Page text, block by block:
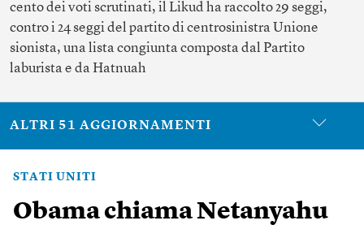
cento dei voti scrutinati, il Likud ha raccolto 29 seggi,
contro i 24 seggi del partito di centrosinistra Unione
sionista, una lista congiunta composta dal Partito
laburista e da Hatnuah
ALTRI 51 AGGIORNAMENTI
STATI UNITI
Obama chiama Netanyahu